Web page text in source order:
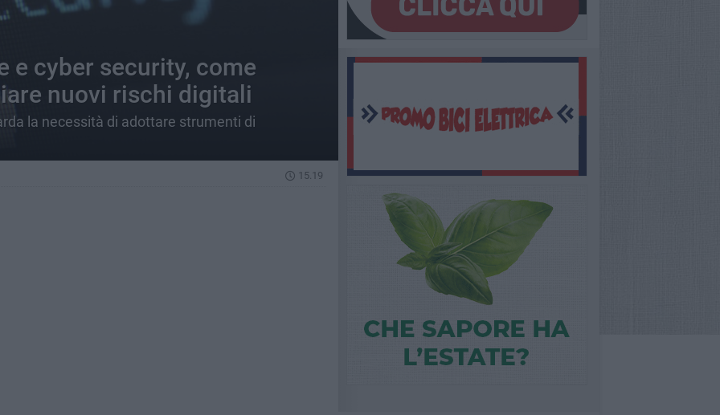
e cyber security, come
nuovi rischi digitali
la necessità di adottare strumenti di
15.19